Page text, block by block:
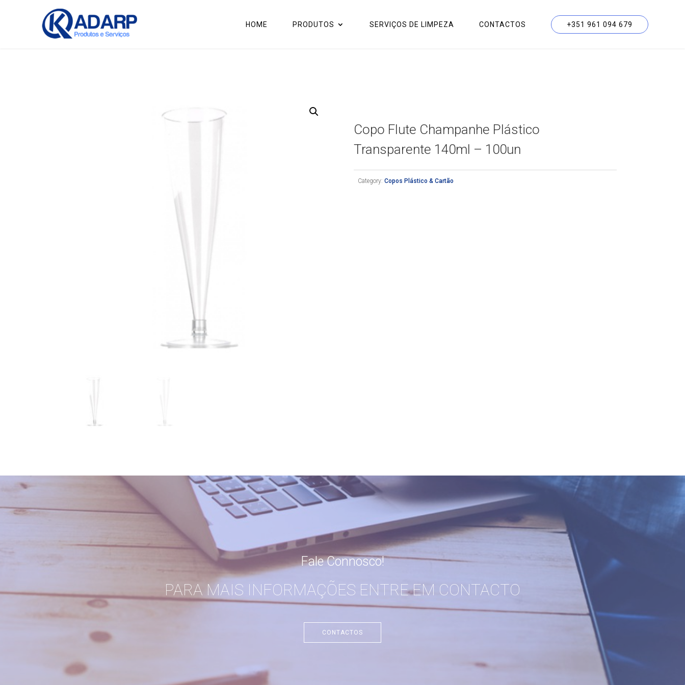
HOME PRODUTOS SERVIÇOS DE LIMPEZA CONTACTOS +351 961 094 679
Copo Flute Champanhe Plástico
Transparente 140ml – 100un
Category: Copos Plástico & Cartão
Fale Connosco!
PARA MAIS INFORMAÇÕES ENTRE EM CONTACTO
CONTACTOS